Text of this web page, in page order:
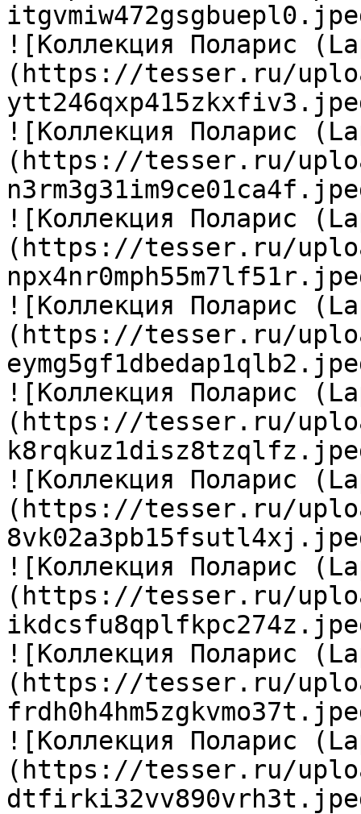
![Коллекция Поларис
(https://tesser.ru/
![Коллекция Поларис
(https://tesser.ru/
![Коллекция Поларис
(https://tesser.ru/
![Коллекция Поларис
(https://tesser.ru/
![Коллекция Поларис
(https://tesser.ru/
![Коллекция Поларис
(https://tesser.ru/
![Коллекция Поларис
(https://tesser.ru/
![Коллекция Поларис
(https://tesser.ru/
![Коллекция Поларис
(https://tesser.ru/